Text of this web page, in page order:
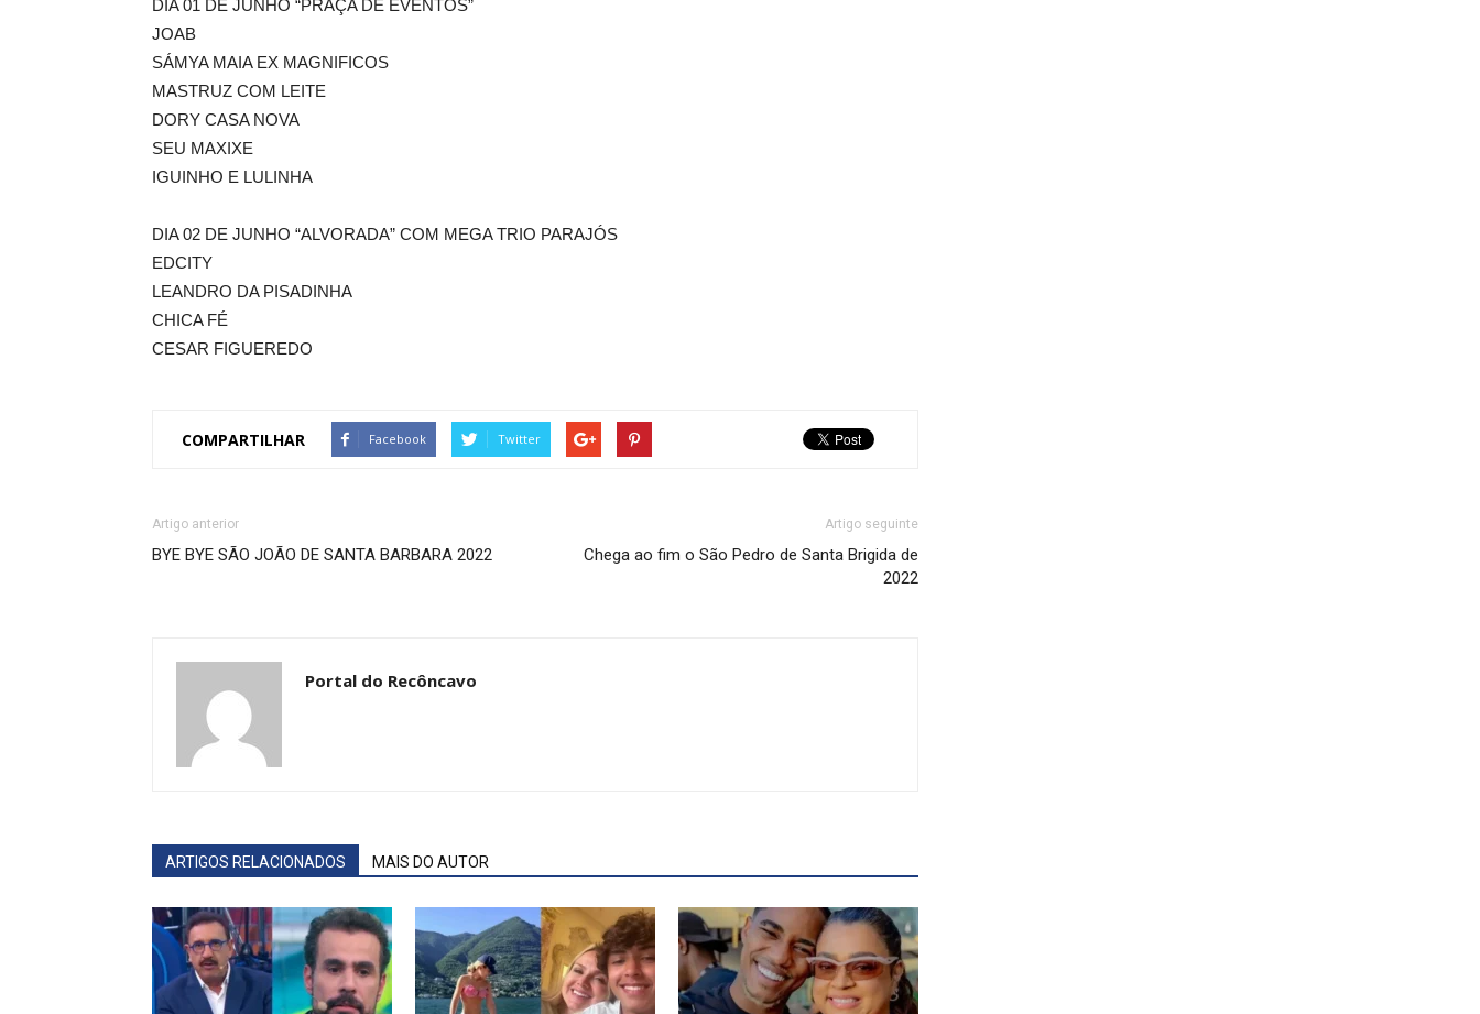
DIA 01 DE JUNHO “PRAÇA DE EVENTOS”
JOAB
SÁMYA MAIA EX MAGNIFICOS
MASTRUZ COM LEITE
DORY CASA NOVA
SEU MAXIXE
IGUINHO E LULINHA
DIA 02 DE JUNHO “ALVORADA” COM MEGA TRIO PARAJÓS
EDCITY
LEANDRO DA PISADINHA
CHICA FÉ
CESAR FIGUEREDO
COMPARTILHAR Facebook Twitter
Artigo anterior
BYE BYE SÃO JOÃO DE SANTA BARBARA 2022
Artigo seguinte
Chega ao fim o São Pedro de Santa Brigida de
2022
Portal do Recôncavo
ARTIGOS RELACIONADOS MAIS DO AUTOR